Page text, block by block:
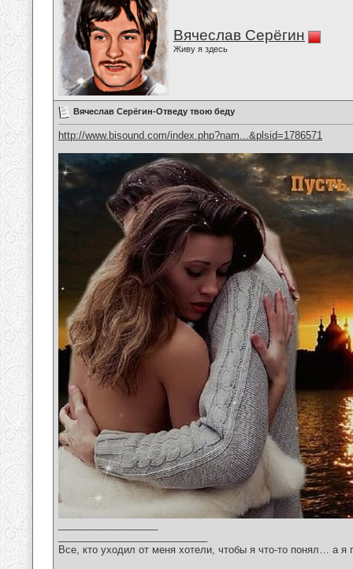
Вячеслав Серёгин
Живу я здесь
Вячеслав Серёгин-Отведу твою беду
http://www.bisound.com/index.php?nam...&plsid=1786571
Все, кто уходил от меня хотели, чтобы я что-то понял… а